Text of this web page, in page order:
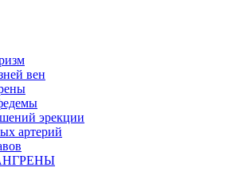
вен
эрекции
артерий